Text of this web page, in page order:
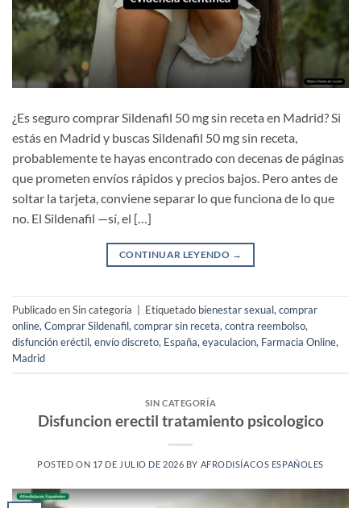
¿Es seguro comprar Sildenafil 50 mg sin receta en Madrid? Si
estás en Madrid y buscas Sildenafil 50 mg sin receta,
probablemente te hayas encontrado con decenas de páginas
que prometen envíos rápidos y precios bajos. Pero antes de
soltar la tarjeta, conviene separar lo que funciona de lo que
no. El Sildenafil —sí, el […]
CONTINUAR LEYENDO →
Publicado en Sin categoría Etiquetado bienestar sexual, comprar
online, Comprar Sildenafil, comprar sin receta, contra reembolso,
disfunción eréctil, envío discreto, España, eyaculacion, Farmacia Online,
Madrid
SIN CATEGORÍA
Disfuncion erectil tratamiento psicologico
POSTED ON 17 DE JULIO DE 2026 BY AFRODISÍACOS ESPAÑOLES